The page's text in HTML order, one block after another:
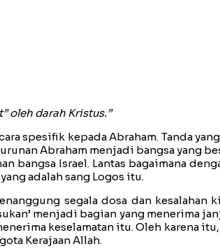
oleh darah Kristus.”
spesifik kepada Abraham. Tanda
Abraham menjadi bangsa yang
Israel. Lantas bagaimana
adalah sang Logos itu.
segala dosa dan kesalahan
menjadi bagian yang menerima
keselamatan itu. Oleh karena
Kerajaan Allah.